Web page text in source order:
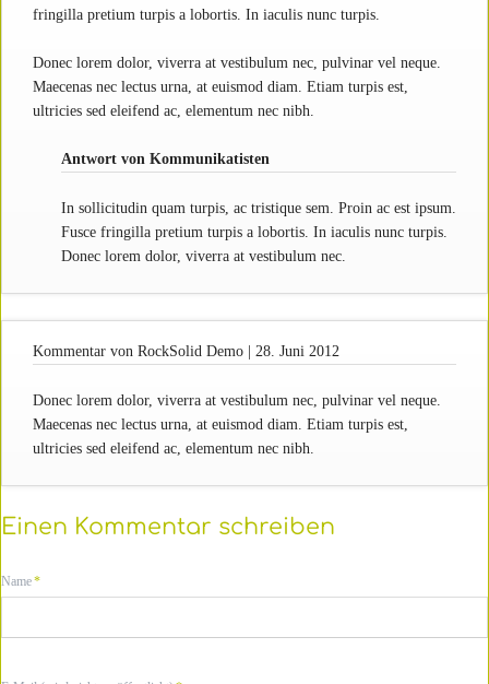
fringilla pretium turpis a lobortis. In iaculis nunc turpis.
Donec lorem dolor, viverra at vestibulum nec, pulvinar vel neque.
Maecenas nec lectus urna, at euismod diam. Etiam turpis est,
ultricies sed eleifend ac, elementum nec nibh.
Antwort von Kommunikatisten
In sollicitudin quam turpis, ac tristique sem. Proin ac est ipsum.
Fusce fringilla pretium turpis a lobortis. In iaculis nunc turpis.
Donec lorem dolor, viverra at vestibulum nec.
Kommentar von RockSolid Demo | 28. Juni 2012
Donec lorem dolor, viverra at vestibulum nec, pulvinar vel neque.
Maecenas nec lectus urna, at euismod diam. Etiam turpis est,
ultricies sed eleifend ac, elementum nec nibh.
Einen Kommentar schreiben
Pflichtfeld
Name*